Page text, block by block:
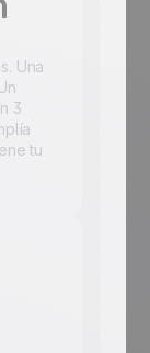
Una
3
tu